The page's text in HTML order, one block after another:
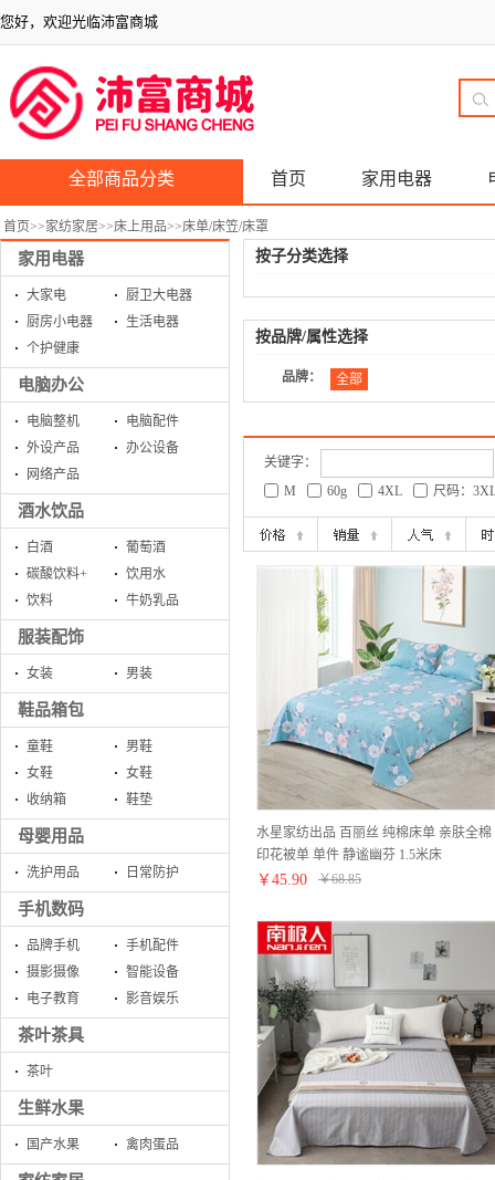
您好，欢迎光临沛富商城
全部商品分类 首页 家用电器
首页>>家纺家居>>床上用品>>床单/床笠/床罩
家用电器
大家电
厨卫大电器
厨房小电器
生活电器
个护健康
电脑办公
电脑整机
电脑配件
外设产品
办公设备
网络产品
酒水饮品
白酒
葡萄酒
碳酸饮料+
饮用水
饮料
牛奶乳品
服装配饰
女装 男装
鞋品箱包
童鞋
男鞋
女鞋
女鞋
收纳箱
鞋垫
母婴用品
洗护用品 日常防护
手机数码
品牌手机
手机配件
摄影摄像
智能设备
电子教育
影音娱乐
茶叶茶具
茶叶
生鲜水果
国产水果 禽肉蛋品
按子分类选择
按品牌/属性选择
品牌： 全部
关键字：
M
60g 4XL 尺码：
水星家纺出品 百丽丝 纯棉床单 亲肤全棉
印花被单 单件 静谧幽芬 1.5米床
180*230cm
￥ 45.90 ￥68.85